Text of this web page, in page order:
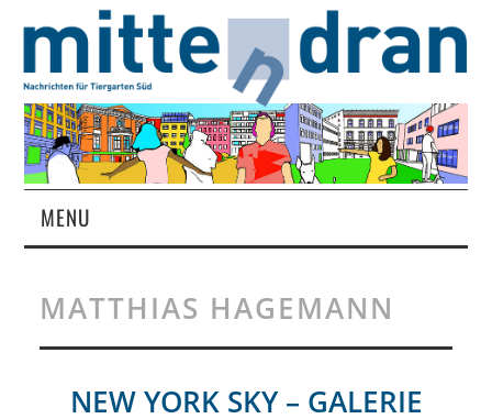
MENU
MAGAZIN
ÜBER UNS
MATTHIAS HAGEMANN
NEW YORK SKY – GALERIE